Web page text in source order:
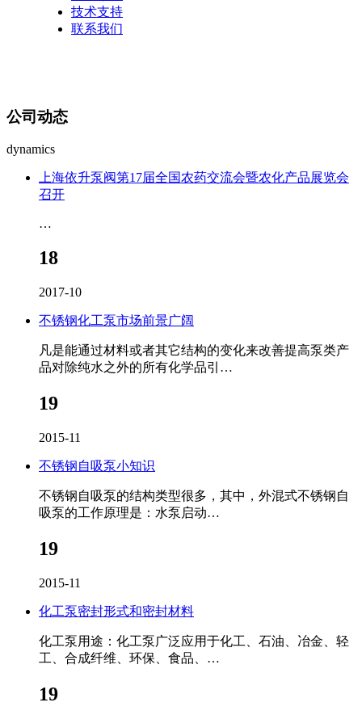
技术支持
联系我们
公司动态
dynamics
上海依升泵阀第17届全国农药交流会暨农化产品展览会
召开
…
18
2017-10
不锈钢化工泵市场前景广阔
凡是能通过材料或者其它结构的变化来改善提高泵类产
品对除纯水之外的所有化学品引…
19
2015-11
不锈钢自吸泵小知识
不锈钢自吸泵的结构类型很多，其中，外混式不锈钢自
吸泵的工作原理是：水泵启动…
19
2015-11
化工泵密封形式和密封材料
化工泵用途：化工泵广泛应用于化工、石油、冶金、轻
工、合成纤维、环保、食品、…
19